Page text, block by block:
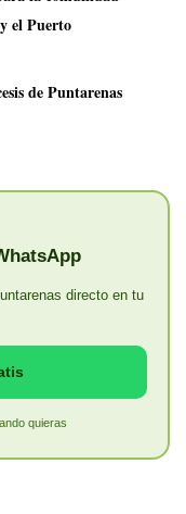
el Puerto
de Puntarenas
directo en tu
quieras